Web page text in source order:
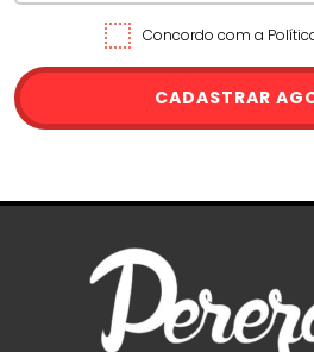
Concordo com a
CADASTRAR